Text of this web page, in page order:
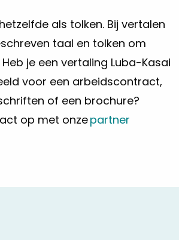
als tolken. Bij vertalen
taal en tolken om
je een vertaling Luba-Kasai
voor een arbeidscontract,
of een brochure?
op met onzepartner